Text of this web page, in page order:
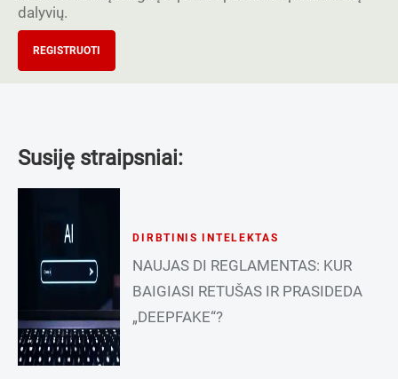
dalyvių.
REGISTRUOTI
Susiję straipsniai:
DIRBTINIS INTELEKTAS
NAUJAS DI REGLAMENTAS: KUR
BAIGIASI RETUŠAS IR PRASIDEDA
„DEEPFAKE“?